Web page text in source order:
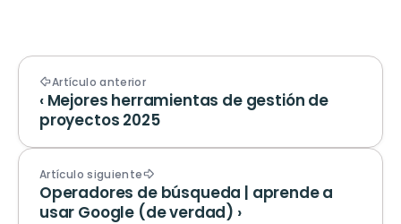
Artículo anterior
‹ Mejores herramientas de gestión de
proyectos 2025
Artículo siguiente
Operadores de búsqueda | aprende a
usar Google (de verdad) ›